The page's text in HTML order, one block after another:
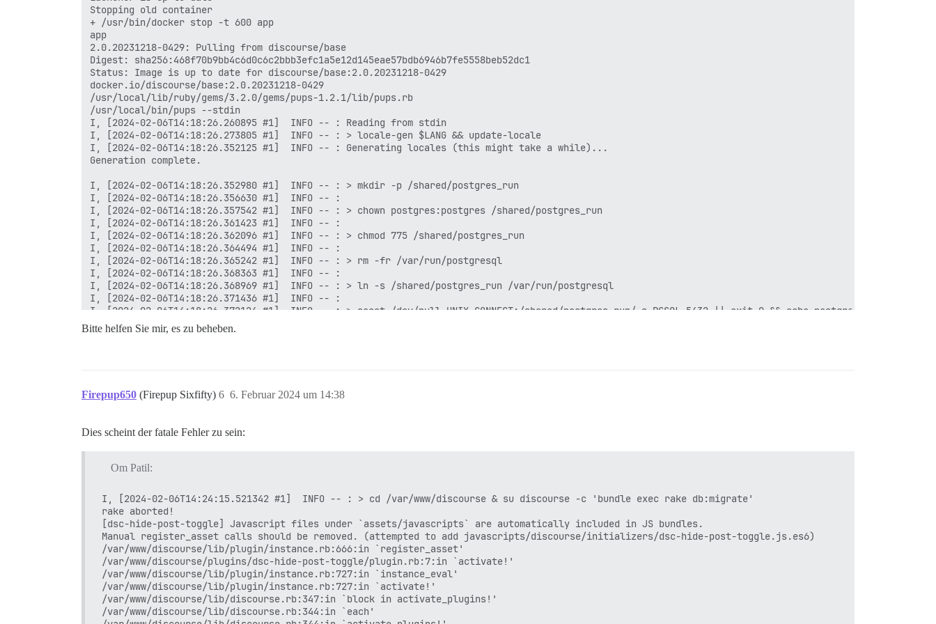
Bitte helfen Sie mir, es zu beheben.
Firepup650 (Firepup Sixfifty) 6. Februar 2024 um 14:38
6
Dies scheint der fatale Fehler zu sein:
Om Patil:
I, [2024-02-06T14:24:15.521342 #1]  INFO -- : > cd /var/www/discourse & su discourse -c 'bundle exec rake db:migrate'
rake aborted!
[dsc-hide-post-toggle] Javascript files under `assets/javascripts` are automatically included in JS bundles.
Manual register_asset calls should be removed. (attempted to add javascripts/discourse/initializers/dsc-hide-post-toggle.js.es6)
/var/www/discourse/lib/plugin/instance.rb:666:in `register_asset'
/var/www/discourse/plugins/dsc-hide-post-toggle/plugin.rb:7:in `activate!'
/var/www/discourse/lib/plugin/instance.rb:727:in `instance_eval'
/var/www/discourse/lib/plugin/instance.rb:727:in `activate!'
/var/www/discourse/lib/discourse.rb:347:in `block in activate_plugins!'
/var/www/discourse/lib/discourse.rb:344:in `each'